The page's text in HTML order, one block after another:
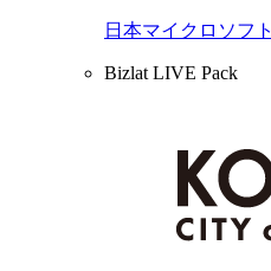
日本マイクロソフト
Bizlat LIVE Pack